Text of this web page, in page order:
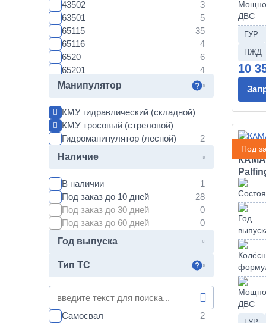
43502
63501
65115
65116
6520
65201
65221
6560
43255
43265
44108
45143
45144
5308
53215
53228
5325
53504
53605
Манипулятор
КМУ гидравлический (складной)
КМУ тросовый (стреловой)
Гидроманипулятор (лесной)
Наличие
В наличии
Под заказ до 10 дней
Под заказ до 30 дней
Под заказ до 60 дней
Год выпуска
Тип ТС
Самосвал
ГУР
ПЖД
10
Под